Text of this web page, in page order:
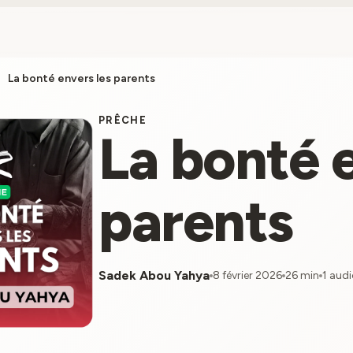
La bonté envers les parents
PRÊCHE
La bonté
parents
Sadek Abou Yahya 8 février 2026 26 min 1